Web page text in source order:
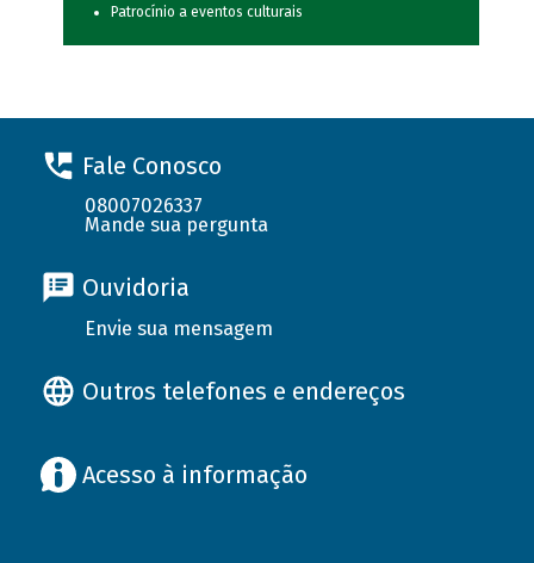
Patrocínio a eventos culturais
Fale Conosco
08007026337
Mande sua pergunta
Ouvidoria
Envie sua mensagem
Outros telefones e endereços
Acesso à informação